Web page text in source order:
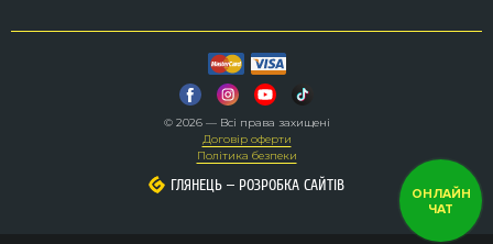
© 2026 — Всі права захищені
Договір оферти
Політика безпеки
ГЛЯНЕЦЬ – РОЗРОБКА САЙТІВ
ГЛЯНЕЦЬ – РОЗРОБКА САЙТІВ
ОНЛАЙН
ЧАТ